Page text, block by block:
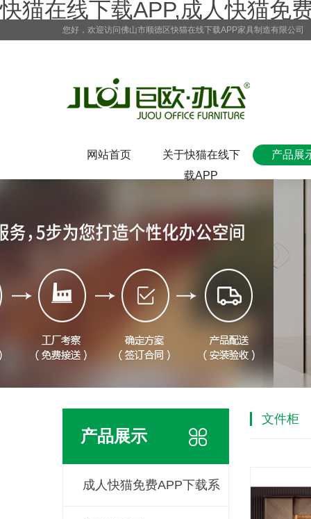
快猫在线下载APP,成人快猫免
您好，欢迎访问佛山市顺德区快猫在线下载APP家具制造有限公司
网站首页
关于快猫在线下
载APP
产品展
产品展示
成人快猫免费APP下载系
文件柜